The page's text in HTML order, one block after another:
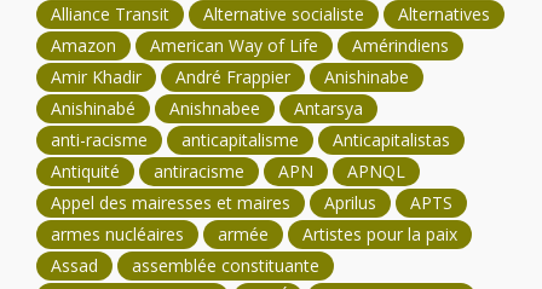
Alliance Transit
Alternative socialiste
Alternatives
Amazon
American Way of Life
Amérindiens
Amir Khadir
André Frappier
Anishinabe
Anishinabé
Anishnabee
Antarsya
anti-racisme
anticapitalisme
Anticapitalistas
Antiquité
antiracisme APN
APNQL
Appel des mairesses et maires
Aprilus
APTS
armes nucléaires
armée
Artistes pour la paix
Assad
assemblée constituante